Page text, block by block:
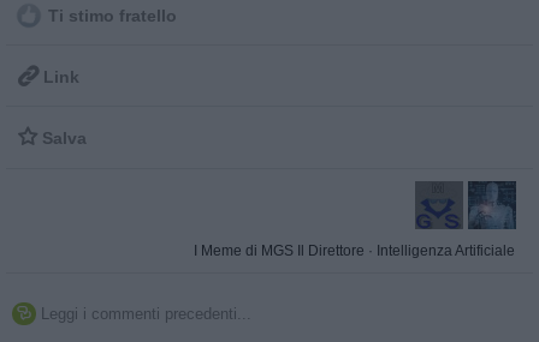
Ti stimo fratello
 Link
 Salva
I Meme di MGS Il Direttore · Intelligenza Artificiale
 Leggi i commenti precedenti...